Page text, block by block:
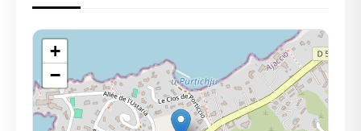
+
−